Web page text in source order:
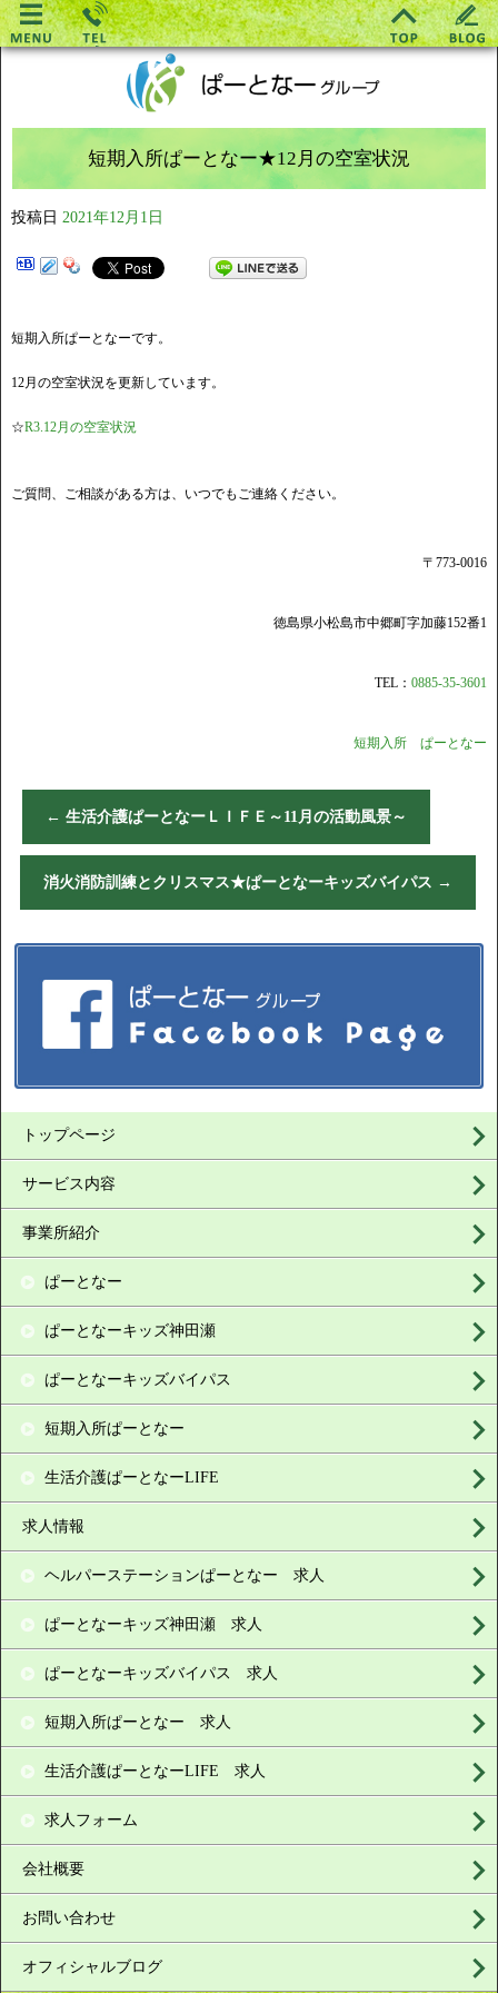
短期入所ぱーとなー★12月の空室状況
投稿日 2021年12月1日
短期入所ぱーとなーです。
12月の空室状況を更新しています。
☆R3.12月の空室状況
ご質問、ご相談がある方は、いつでもご連絡ください。
〒773-0016
徳島県小松島市中郷町字加藤152番1
TEL： 0885-35-3601
短期入所 ぱーとなー
← 生活介護ぱーとなーＬＩＦＥ～11月の活動風景～
消火消防訓練とクリスマス★ぱーとなーキッズバイパス →
トップページ
サービス内容
事業所紹介
ぱーとなー
ぱーとなーキッズ神田瀬
ぱーとなーキッズバイパス
短期入所ぱーとなー
生活介護ぱーとなーLIFE
求人情報
ヘルパーステーションぱーとなー 求人
ぱーとなーキッズ神田瀬 求人
ぱーとなーキッズバイパス 求人
短期入所ぱーとなー 求人
生活介護ぱーとなーLIFE 求人
求人フォーム
会社概要
お問い合わせ
オフィシャルブログ